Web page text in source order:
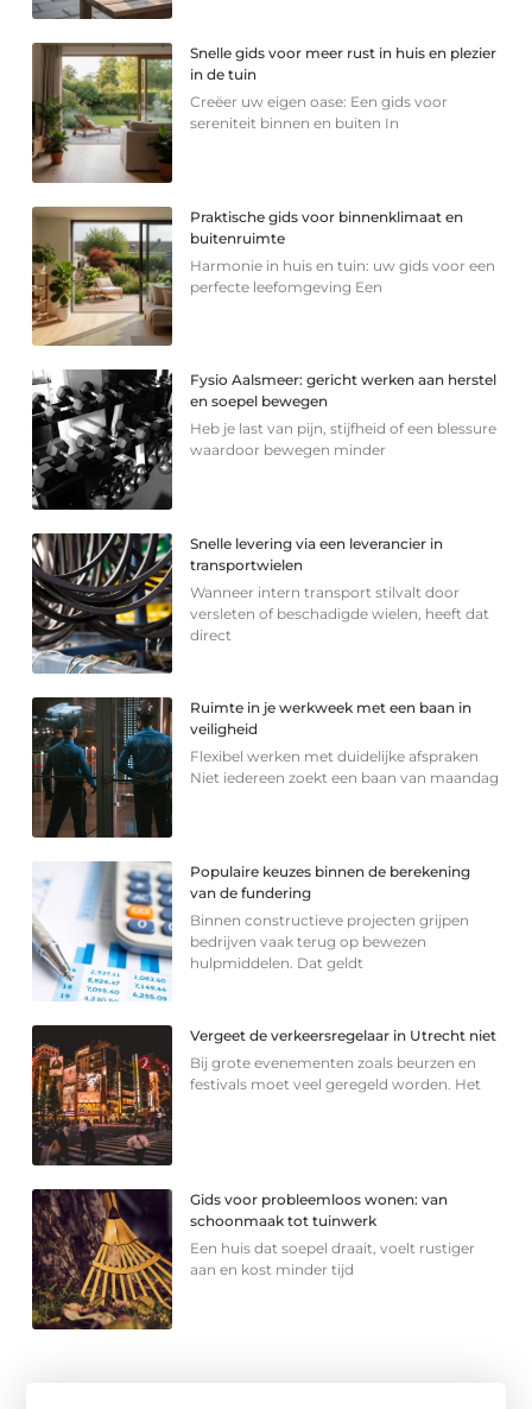
Snelle gids voor meer rust in huis en plezier
in de tuin
Creëer uw eigen oase: Een gids voor
sereniteit binnen en buiten In
Praktische gids voor binnenklimaat en
buitenruimte
Harmonie in huis en tuin: uw gids voor een
perfecte leefomgeving Een
Fysio Aalsmeer: gericht werken aan herstel
en soepel bewegen
Heb je last van pijn, stijfheid of een blessure
waardoor bewegen minder
Snelle levering via een leverancier in
transportwielen
Wanneer intern transport stilvalt door
versleten of beschadigde wielen, heeft dat
direct
Ruimte in je werkweek met een baan in
veiligheid
Flexibel werken met duidelijke afspraken
Niet iedereen zoekt een baan van maandag
Populaire keuzes binnen de berekening
van de fundering
Binnen constructieve projecten grijpen
bedrijven vaak terug op bewezen
hulpmiddelen. Dat geldt
Vergeet de verkeersregelaar in Utrecht niet
Bij grote evenementen zoals beurzen en
festivals moet veel geregeld worden. Het
Gids voor probleemloos wonen: van
schoonmaak tot tuinwerk
Een huis dat soepel draait, voelt rustiger
aan en kost minder tijd